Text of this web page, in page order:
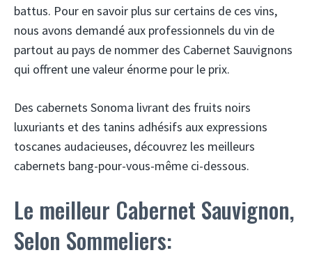
battus. Pour en savoir plus sur certains de ces vins,
nous avons demandé aux professionnels du vin de
partout au pays de nommer des Cabernet Sauvignons
qui offrent une valeur énorme pour le prix.
Des cabernets Sonoma livrant des fruits noirs
luxuriants et des tanins adhésifs aux expressions
toscanes audacieuses, découvrez les meilleurs
cabernets bang-pour-vous-même ci-dessous.
Le meilleur Cabernet Sauvignon,
Selon Sommeliers: